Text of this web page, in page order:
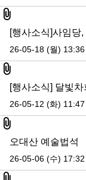
첨부파일
[행사소식]사임당
26-05-18 (월) 13:36
첨부파일
[행사소식] 달빛차
26-05-12 (화) 11:47
첨부파일
오대산 예술법석
26-05-06 (수) 17:32
첨부파일